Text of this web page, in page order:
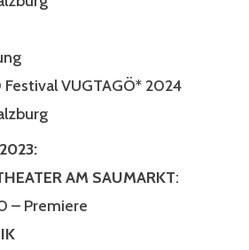
Festival VUGTAGÖ* 2024
AM SAUMARKT:
– Premiere